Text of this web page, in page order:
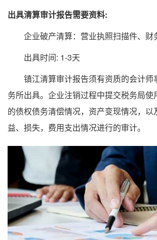
出具清算审计报告需要资料:
企业破产清算：营业执照扫描件、财
出具时间: 1-3天
镇江清算审计报告须有资质的会计师
务所出具。企业注销过程中提交税务局使
的债权债务清偿情况，资产变现情况，以
益、损失，费用支出情况进行的审计。